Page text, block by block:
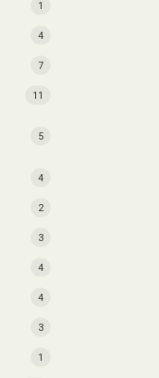
1
4
7
11
5
4
2
3
4
4
3
1